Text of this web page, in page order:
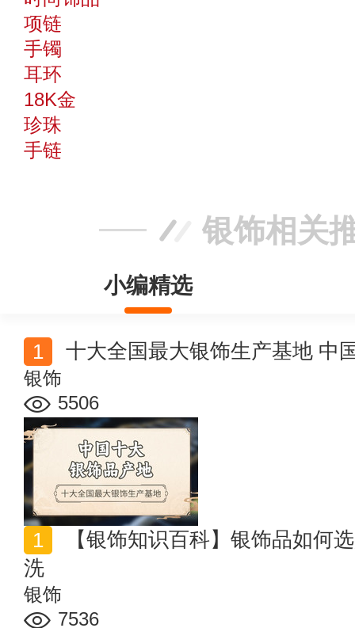
项链
手镯
耳环
18K金
珍珠
手链
银饰相关
小编精选
十大全国最大银饰生产基地 中
银饰
5506
洗
银饰
7536